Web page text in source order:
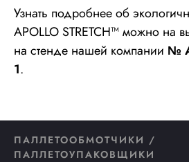
Узнать подробнее об
APOLLO STRETCH™ можно на
на стенде нашей компании №
1.
ПАЛЛЕТООБМОТЧИКИ /
ПАЛЛЕТОУПАКОВЩИКИ